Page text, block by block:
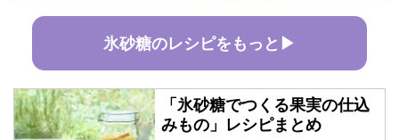
氷砂糖のレシピをもっと▶
「氷砂糖でつくる果実の仕込
みもの」レシピまとめ